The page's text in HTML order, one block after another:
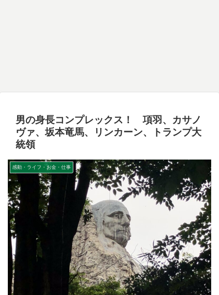
男の身長コンプレックス！ 項羽、カサノ
ヴァ、坂本竜馬、リンカーン、トランプ大
統領
感動・ライフ・お金・仕事